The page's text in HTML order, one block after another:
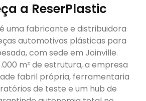
a ReserPlastic
uma fabricante e distribuidora
automotivas plásticas para
com sede em Joinville.
m² de estrutura, a empresa
fabril própria, ferramentaria
de teste e um hub de